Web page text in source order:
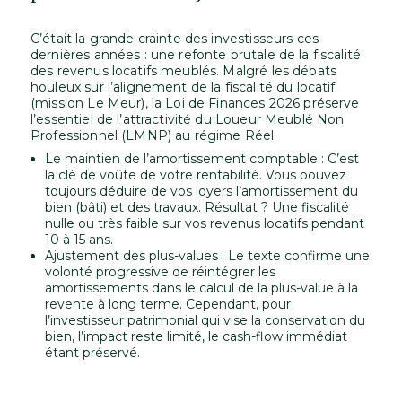
C’était la grande crainte des investisseurs ces
dernières années : une refonte brutale de la fiscalité
des revenus locatifs meublés. Malgré les débats
houleux sur l’alignement de la fiscalité du locatif
(mission Le Meur), la Loi de Finances 2026 préserve
l’essentiel de l’attractivité du Loueur Meublé Non
Professionnel (LMNP) au régime Réel.
Le maintien de l’amortissement comptable : C’est
la clé de voûte de votre rentabilité. Vous pouvez
toujours déduire de vos loyers l’amortissement du
bien (bâti) et des travaux. Résultat ? Une fiscalité
nulle ou très faible sur vos revenus locatifs pendant
10 à 15 ans.
Ajustement des plus-values : Le texte confirme une
volonté progressive de réintégrer les
amortissements dans le calcul de la plus-value à la
revente à long terme. Cependant, pour
l’investisseur patrimonial qui vise la conservation du
bien, l’impact reste limité, le cash-flow immédiat
étant préservé.